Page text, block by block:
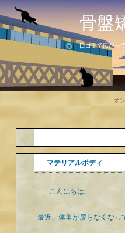
骨盤
口コミで広がっ
オ
マテリアルボディ
こんにちは。
最近、体重が戻らなくなっ